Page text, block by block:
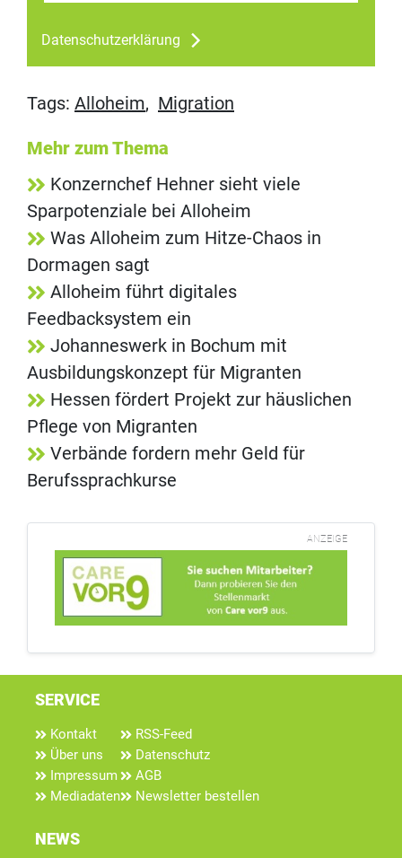
Datenschutzerklärung
Tags: Alloheim, Migration
Mehr zum Thema
Konzernchef Hehner sieht viele
Sparpotenziale bei Alloheim
Was Alloheim zum Hitze-Chaos in
Dormagen sagt
Alloheim führt digitales
Feedbacksystem ein
Johanneswerk in Bochum mit
Ausbildungskonzept für Migranten
Hessen fördert Projekt zur häuslichen
Pflege von Migranten
Verbände fordern mehr Geld für
Berufssprachkurse
ANZEIGE
SERVICE
Kontakt
Über uns
Impressum
Mediadaten
RSS-Feed
Datenschutz
AGB
Newsletter bestellen
NEWS